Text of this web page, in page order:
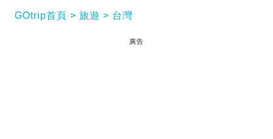
GOtrip首頁 旅遊 台灣
廣告